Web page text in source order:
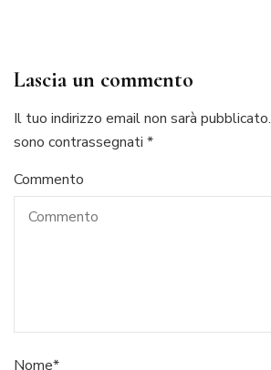
Lascia un commento
Il tuo indirizzo email non sarà pubblicato.
sono contrassegnati *
Commento
Nome*